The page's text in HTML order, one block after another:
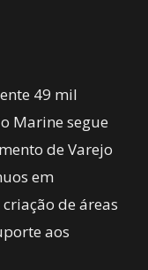
49 mil
Marine segue
de Varejo
em
de áreas
aos